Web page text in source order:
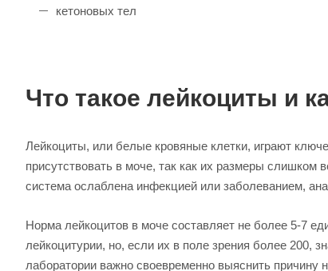
кетоновых тел
Что такое лейкоциты и
Лейкоциты, или белые кровяные клетки, играют
присутствовать в моче, так как их размеры
система ослаблена инфекцией или заболеванием,
Норма лейкоцитов в моче составляет не более 5-7
лейкоцитурии, но, если их в поле зрения более 200,
лаборатории важно своевременно выяснить